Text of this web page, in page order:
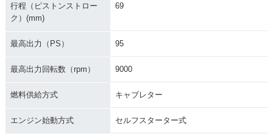
行程（ピストンストロー
ク）(mm)
69
最高出力（PS） 95
最高出力回転数（rpm） 9000
燃料供給方式 キャブレター
エンジン始動方式 セルフスターター式